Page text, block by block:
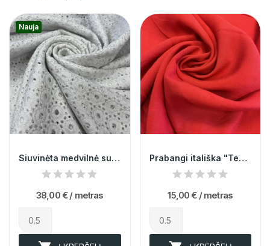
Nauja
Siuvinėta medvilnė su liurexu 012508
38,00 € / metras
Prabangi itališka "Tencel" viskozė raudonos...
15,00 € / metras